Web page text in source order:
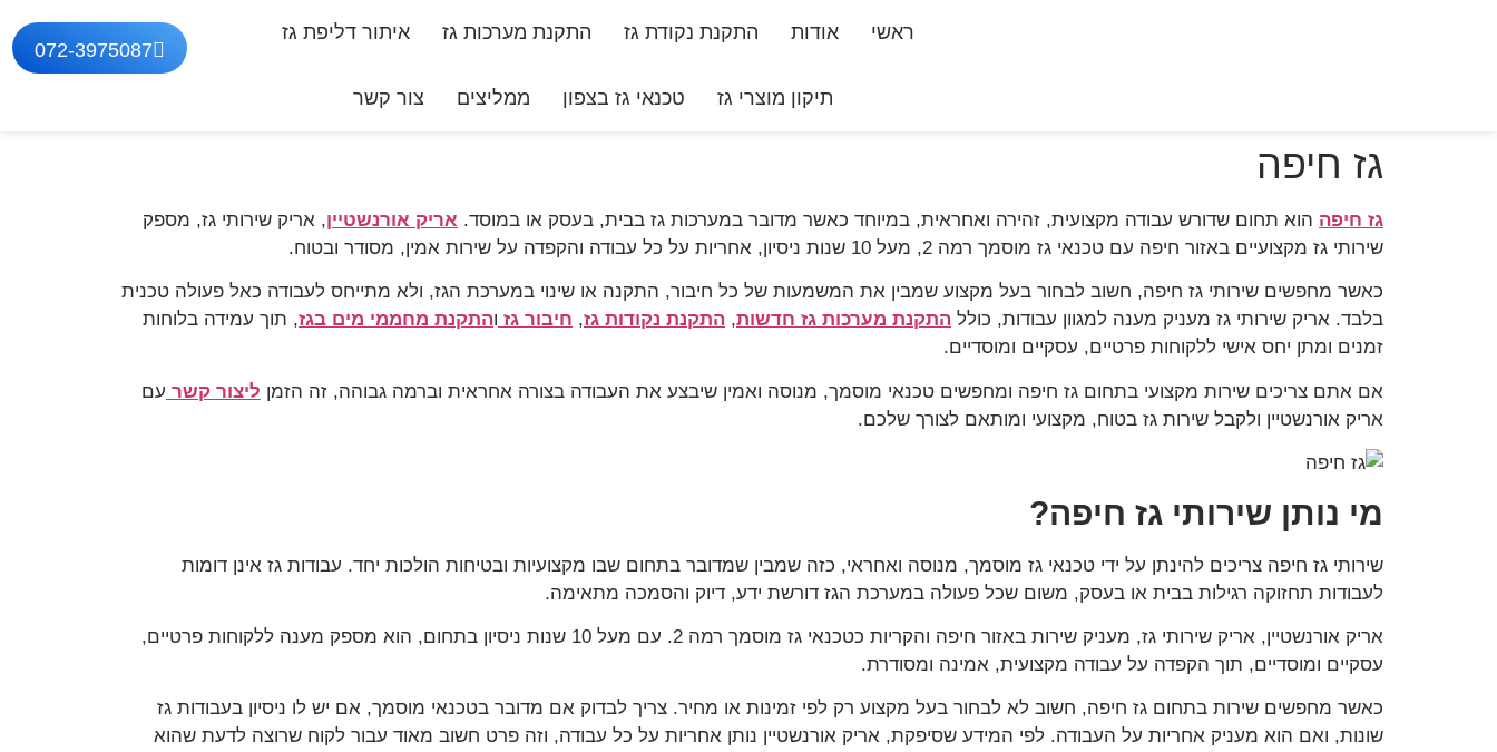
ראשי אודות התקנת נקודת גז התקנת מערכות גז איתור דליפת גז
תיקון מוצרי גז טכנאי גז בצפון ממליצים צור קשר
072-3975087
גז חיפה
גז חיפה הוא תחום שדורש עבודה מקצועית, זהירה ואחראית, במיוחד כאשר מדובר במערכות גז בבית, בעסק או במוסד. אריק אורנשטיין, אריק שירותי גז, מספק
שירותי גז מקצועיים באזור חיפה עם טכנאי גז מוסמך רמה 2, מעל 10 שנות ניסיון, אחריות על כל עבודה והקפדה על שירות אמין, מסודר ובטוח.
כאשר מחפשים שירותי גז חיפה, חשוב לבחור בעל מקצוע שמבין את המשמעות של כל חיבור, התקנה או שינוי במערכת הגז, ולא מתייחס לעבודה כאל פעולה טכנית
בלבד. אריק שירותי גז מעניק מענה למגוון עבודות, כולל התקנת מערכות גז חדשות, התקנת נקודות גז, חיבור גז והתקנת מחממי מים בגז, תוך עמידה בלוחות
זמנים ומתן יחס אישי ללקוחות פרטיים, עסקיים ומוסדיים.
אם אתם צריכים שירות מקצועי בתחום גז חיפה ומחפשים טכנאי מוסמך, מנוסה ואמין שיבצע את העבודה בצורה אחראית וברמה גבוהה, זה הזמן ליצור קשר עם
אריק אורנשטיין ולקבל שירות גז בטוח, מקצועי ומותאם לצורך שלכם.
מי נותן שירותי גז חיפה?
שירותי גז חיפה צריכים להינתן על ידי טכנאי גז מוסמך, מנוסה ואחראי, כזה שמבין שמדובר בתחום שבו מקצועיות ובטיחות הולכות יחד. עבודות גז אינן דומות
לעבודות תחזוקה רגילות בבית או בעסק, משום שכל פעולה במערכת הגז דורשת ידע, דיוק והסמכה מתאימה.
אריק אורנשטיין, אריק שירותי גז, מעניק שירות באזור חיפה והקריות כטכנאי גז מוסמך רמה 2. עם מעל 10 שנות ניסיון בתחום, הוא מספק מענה ללקוחות פרטיים,
עסקיים ומוסדיים, תוך הקפדה על עבודה מקצועית, אמינה ומסודרת.
כאשר מחפשים שירות בתחום גז חיפה, חשוב לא לבחור בעל מקצוע רק לפי זמינות או מחיר. צריך לבדוק אם מדובר בטכנאי מוסמך, אם יש לו ניסיון בעבודות גז
שונות, ואם הוא מעניק אחריות על העבודה. לפי המידע שסיפקת, אריק אורנשטיין נותן אחריות על כל עבודה, וזה פרט חשוב מאוד עבור לקוח שרוצה לדעת שהוא